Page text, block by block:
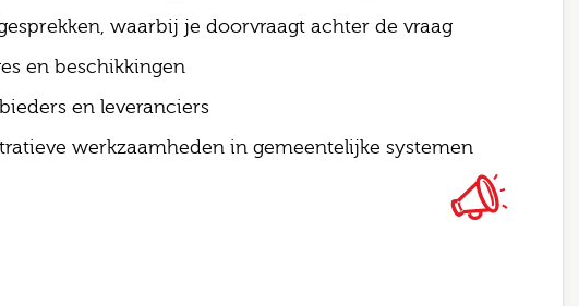
waarbij je doorvraagt achter de vraag
en beschikkingen
en leveranciers
werkzaamheden in gemeentelijke systemen
Postcode
Jouw naam
Jouw telefoonnummer